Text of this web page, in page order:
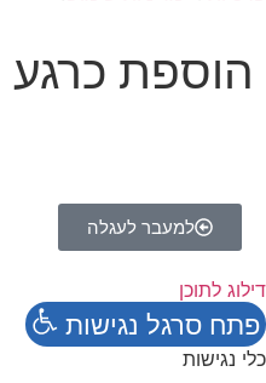
הוספת
למעבר לעגלה
דילוג לתוכן
פתח סרגל נגישות
כלי נגישות